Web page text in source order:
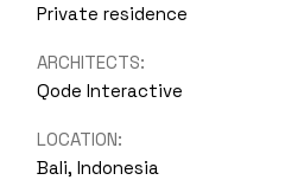
Private residence
ARCHITECTS:
Qode Interactive
LOCATION:
Bali, Indonesia